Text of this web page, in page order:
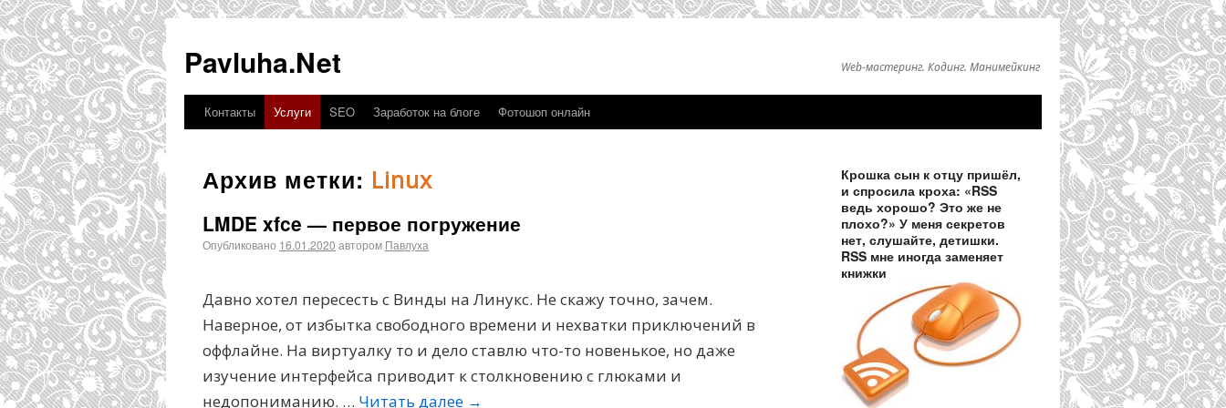
Pavluha.Net Web-мастеринг. Кодинг. Манимейкинг
Контакты Услуги SEO Заработок на блоге Фотошоп онлайн
Архив метки: Linux
LMDE xfce — первое погружение
Опубликовано 16.01.2020 автором Павлуха
Давно хотел пересесть с Винды на Линукс. Не скажу точно, зачем.
Наверное, от избытка свободного времени и нехватки приключений в
оффлайне. На виртуалку то и дело ставлю что-то новенькое, но даже
изучение интерфейса приводит к столкновению с глюками и
недопониманию. … Читать далее →
Крошка сын к отцу пришёл,
и спросила кроха: «RSS
ведь хорошо? Это же не
плохо?» У меня секретов
нет, слушайте, детишки.
RSS мне иногда заменяет
книжки